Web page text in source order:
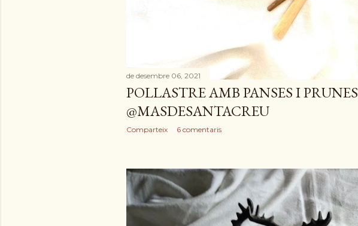
de desembre 06, 2021
POLLASTRE AMB PANSES I PRUNES
@MASDESANTACREU
Comparteix 6 comentaris